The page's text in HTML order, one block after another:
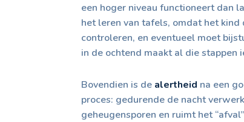
een hoger niveau functioneert dan
het leren van tafels, omdat het
controleren, en eventueel moet
in de ochtend maakt al die stappen
Bovendien is de alertheid na een
proces: gedurende de nacht
geheugensporen en ruimt het